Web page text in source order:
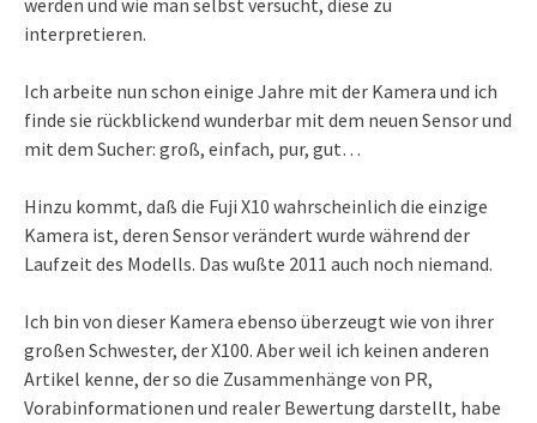
werden und wie man selbst versucht, diese zu
interpretieren.
Ich arbeite nun schon einige Jahre mit der Kamera und ich
finde sie rückblickend wunderbar mit dem neuen Sensor und
mit dem Sucher: groß, einfach, pur, gut…
Hinzu kommt, daß die Fuji X10 wahrscheinlich die einzige
Kamera ist, deren Sensor verändert wurde während der
Laufzeit des Modells. Das wußte 2011 auch noch niemand.
Ich bin von dieser Kamera ebenso überzeugt wie von ihrer
großen Schwester, der X100. Aber weil ich keinen anderen
Artikel kenne, der so die Zusammenhänge von PR,
Vorabinformationen und realer Bewertung darstellt, habe